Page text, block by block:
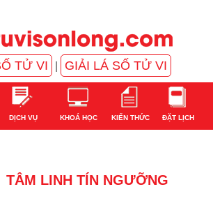
TỬ VI GIẢI LÁ SỐ TỬ VI
DỊCH VỤ KHOÁ HỌC KIẾN THỨC ĐẶT LỊCH
TÂM LINH TÍN NGƯỠNG